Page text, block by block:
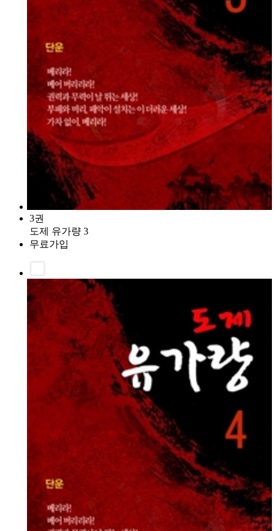
3권
도제 유가량 3
무료가입